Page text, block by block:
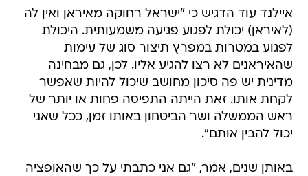
איילנד עוד הדגיש כי "ישראל רחוקה מאיראן ואין לה
(לאיראן) יכולת לפגוע פגיעה משמעותית. היכולת
לפגוע במטרות במפרץ תיצור סוג של עימות
שהאיראנים לא רצו להגיע אליו. לכן, גם מבחינה
מדינית יש פה סיכון מחושב שיכול להיות שאפשר
לקחת אותו. זאת הייתה התפיסה פחות או יותר של
ראש הממשלה ושר הביטחון באותו זמן, ככל שאני
יכול להבין אותם".
באותן שנים, אמר, "גם אני כתבתי על כך שהאופציה